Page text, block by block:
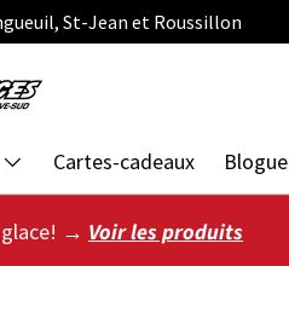
St-Jean et Roussillon
Cartes-cadeaux Blogue
glace! → Voir les produits